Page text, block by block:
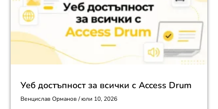
Уеб достъпност за всички с Access Drum
Венцислав Ормановюли 10, 2026